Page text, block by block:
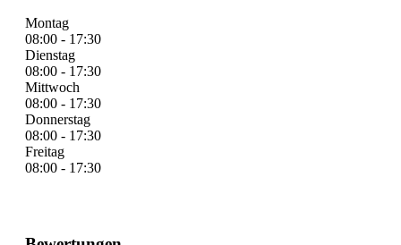
Montag
08:00 - 17:30
Dienstag
08:00 - 17:30
Mittwoch
08:00 - 17:30
Donnerstag
08:00 - 17:30
Freitag
08:00 - 17:30